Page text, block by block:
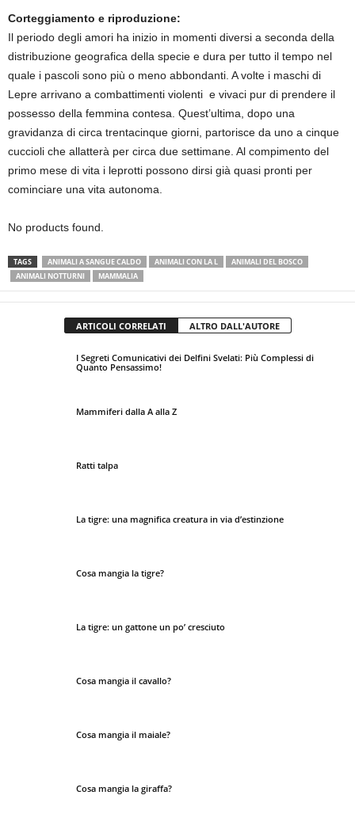
Corteggiamento e riproduzione:
Il periodo degli amori ha inizio in momenti diversi a seconda della
distribuzione geografica della specie e dura per tutto il tempo nel
quale i pascoli sono più o meno abbondanti. A volte i maschi di
Lepre arrivano a combattimenti violenti e vivaci pur di prendere il
possesso della femmina contesa. Quest’ultima, dopo una
gravidanza di circa trentacinque giorni, partorisce da uno a cinque
cuccioli che allatterà per circa due settimane. Al compimento del
primo mese di vita i leprotti possono dirsi già quasi pronti per
cominciare una vita autonoma.
No products found.
TAGS ANIMALI A SANGUE CALDO ANIMALI CON LA L
ANIMALI DEL BOSCO
ANIMALI NOTTURNI
MAMMALIA
ARTICOLI CORRELATI ALTRO DALL'AUTORE
I Segreti Comunicativi dei Delfini Svelati: Più Complessi di
Quanto Pensassimo!
Mammiferi dalla A alla Z
Ratti talpa
La tigre: una magnifica creatura in via d’estinzione
Cosa mangia la tigre?
La tigre: un gattone un po’ cresciuto
Cosa mangia il cavallo?
Cosa mangia il maiale?
Cosa mangia la giraffa?